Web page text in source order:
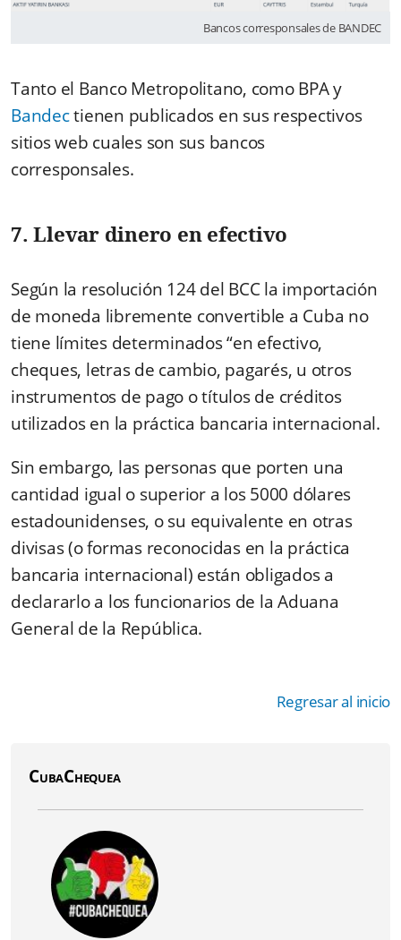
Bancos corresponsales de BANDEC
Tanto el Banco Metropolitano, como BPA y
Bandectienen publicados en sus respectivos
sitios web cuales son sus bancos
corresponsales.
7. Llevar dinero en efectivo
Según la resolución 124 del BCC la importación
de moneda libremente convertible a Cuba no
tiene límites determinados “en efectivo,
cheques, letras de cambio, pagarés, u otros
instrumentos de pago o títulos de créditos
utilizados en la práctica bancaria internacional.
Sin embargo, las personas que porten una
cantidad igual o superior a los 5000 dólares
estadounidenses, o su equivalente en otras
divisas (o formas reconocidas en la práctica
bancaria internacional) están obligados a
declararlo a los funcionarios de la Aduana
General de la República.
Regresar al inicio
CubaChequea